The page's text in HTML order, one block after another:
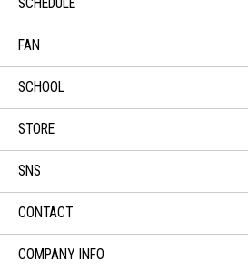
FAN
SCHOOL
STORE
SNS
CONTACT
COMPANY INFO